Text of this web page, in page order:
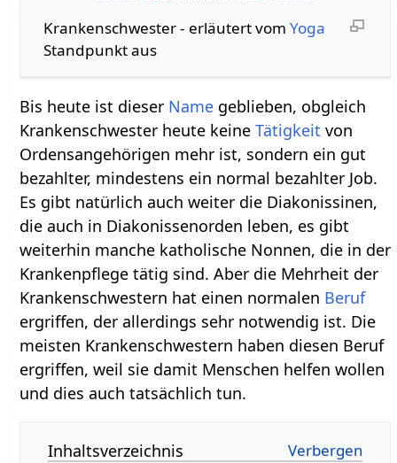
Krankenschwester‏‎ - erläutert vom Yoga
Standpunkt aus
Bis heute ist dieser Name geblieben, obgleich
Krankenschwester heute keineTätigkeit von
Ordensangehörigen mehr ist, sondern ein gut
bezahlter, mindestens ein normal bezahlter Job.
Es gibt natürlich auch weiter die Diakonissinen,
die auch in Diakonissenorden leben, es gibt
weiterhin manche katholische Nonnen, die in der
Krankenpflege tätig sind. Aber die Mehrheit der
Krankenschwestern hat einen normalen Beruf
ergriffen, der allerdings sehr notwendig ist. Die
meisten Krankenschwestern haben diesen Beruf
ergriffen, weil sie damit Menschen helfen wollen
und dies auch tatsächlich tun.
Inhaltsverzeichnis